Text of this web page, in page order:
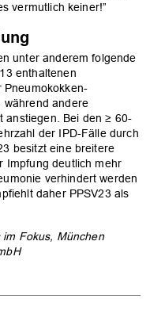
vermutlich keiner!”
unter anderem folgende
enthaltenen
Pneumokokken-
während andere
anstiegen. Bei den ≥ 60-
der IPD-Fälle durch
besitzt eine breitere
Impfung deutlich mehr
verhindert werden
daher PPSV23 als
im Fokus, München